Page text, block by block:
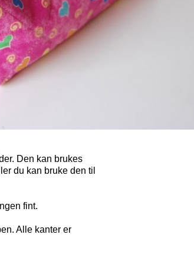
Den kan brukes
du kan bruke den til
fint.
Alle kanter er